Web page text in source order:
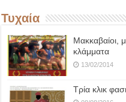
Τυχαία
Μακκαβαίοι,
κλάμματα
13/02/2014
Τρία κλικ